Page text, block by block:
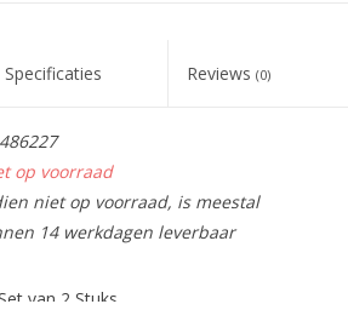
Specificaties Reviews (0)
op voorraad
niet op voorraad, is meestal
14 werkdagen leverbaar
van 2 Stuks